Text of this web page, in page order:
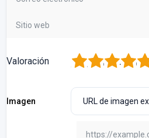
Valoración 5
4
3
2
Imagen